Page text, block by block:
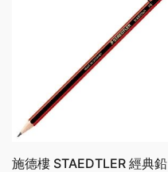
施德樓 STAEDTLER 經典鉛